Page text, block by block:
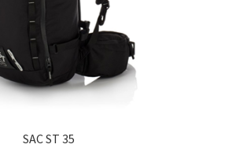
SAC ST 35